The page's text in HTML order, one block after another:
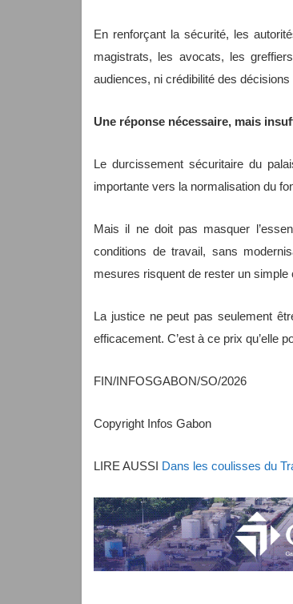
En renforçant la sécurité, les
magistrats, les avocats, les
audiences, ni crédibilité des décisions
Une réponse nécessaire, mais
Le durcissement sécuritaire du
importante vers la normalisation du
Mais il ne doit pas masquer
conditions de travail, sans
mesures risquent de rester un simple
La justice ne peut pas seulement
efficacement. C’est à ce prix qu’elle
FIN/INFOSGABON/SO/2026
Copyright Infos Gabon
LIRE AUSSI Dans les coulisses du